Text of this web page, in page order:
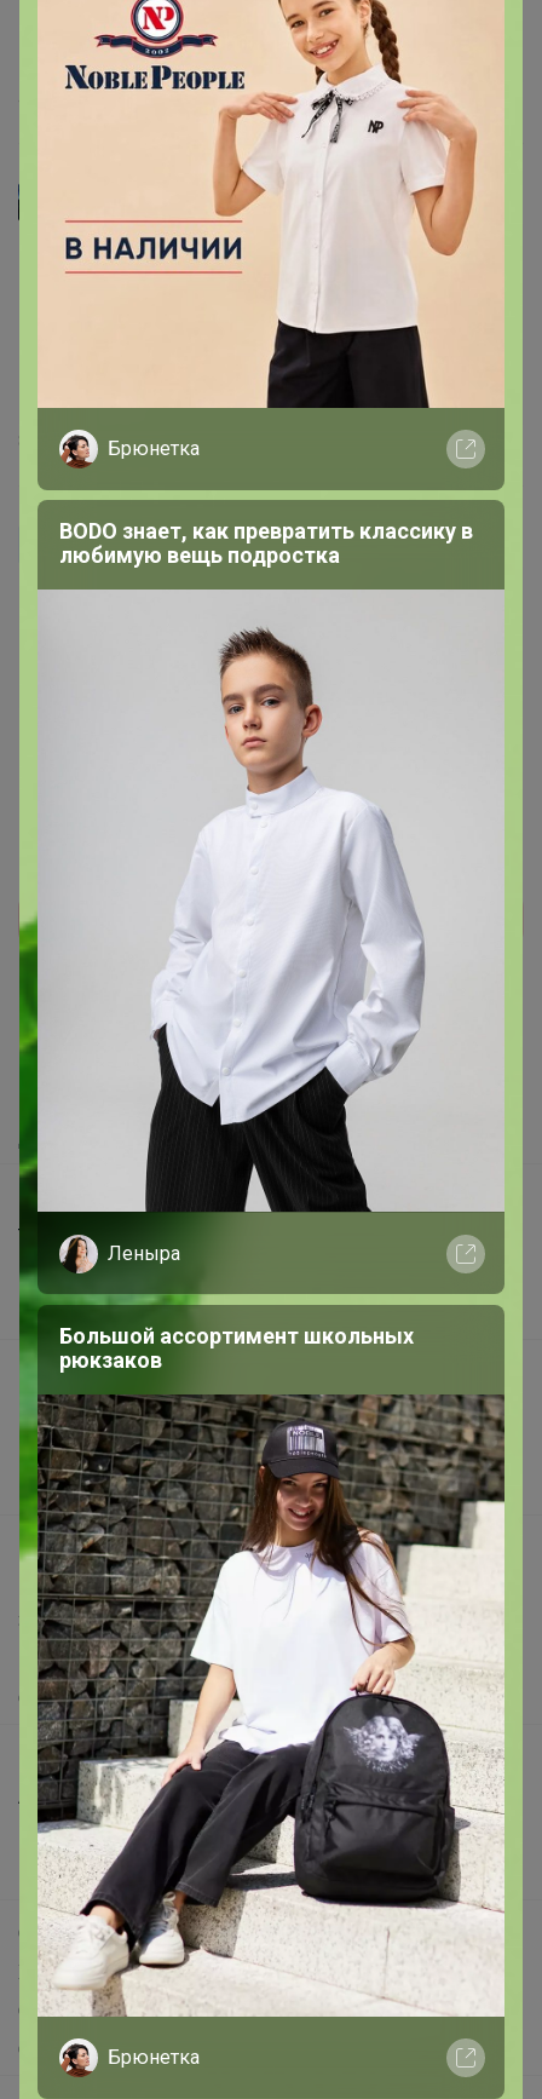
Очень нравится! Брала в одной из первых закупок.
Довольна, постоянно пользуюсь.
4 ноября, 2018 14:09
я такую штучку давным давно присмотрела себе
(кажется!) в Орифлейме... Она была белая, быстро
пришла в негодность (волосы часто крашу, краска не
отмывается)... Из большого махрового полотенца
сшила себе два таких тюрбана... Их тоже пора пришла
выкидывать... надо эти попробовать...
8 мая, 2018 13:14
Marifa
волосы просто замотала, кстати, там пуговичка есть
удобная-не надо заправлять, просто застегнула. Мне
понравилось, рекомендую!
Как здесь все устроено?
Как сделать заказ?
Доставка
Торговые марки
Наша команда
В наличии
Подарочные сертификаты
Реклама на сайте
Поставщикам
Вакансии
support@24-ok.ru
Написать в поддержку
Защита покупателя
Помощь
О нас
Все предложения
Анонсы
Новости
Поддержка альпак
Самое выгодное
Хиты продаж
Самое желанное
Самое быстрое
Брюнетка
BODO знает, как превратить классику в
любимую вещь подростка
Леныра
Большой ассортимент школьных
рюкзаков
Брюнетка